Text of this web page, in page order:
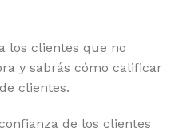
los clientes que no
y sabrás cómo calificar
clientes.
de los clientes